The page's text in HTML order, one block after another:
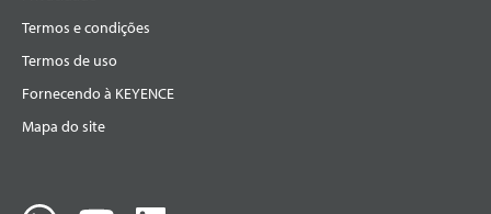
Termos e condições
Termos de uso
Fornecendo à KEYENCE
Mapa do site